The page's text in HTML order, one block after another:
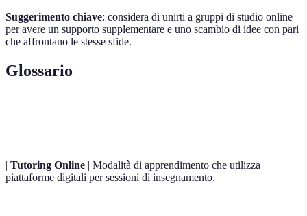
Suggerimento chiave: considera di unirti a gruppi di studio online
per avere un supporto supplementare e uno scambio di idee con pari
che affrontano le stesse sfide.
Glossario
| Tutoring Online | Modalità di apprendimento che utilizza
piattaforme digitali per sessioni di insegnamento.